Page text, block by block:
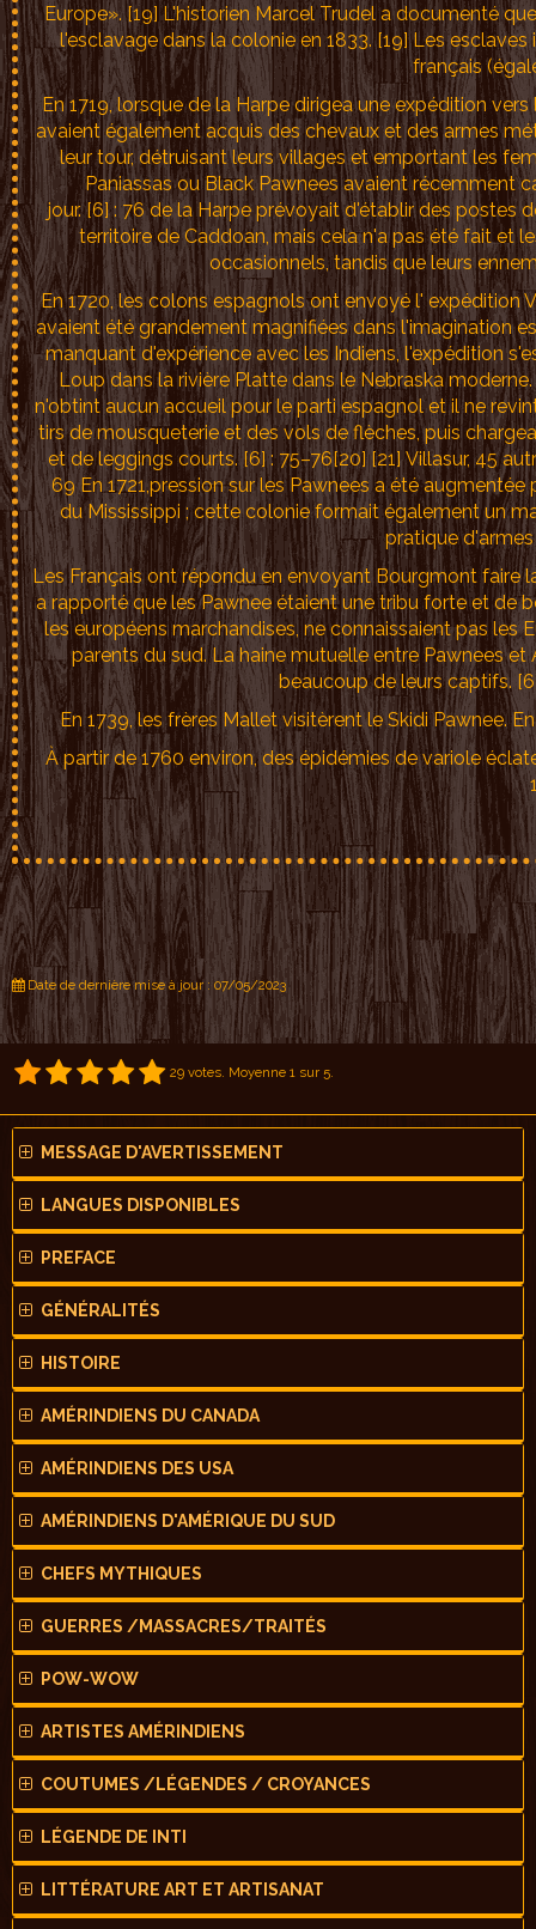
Europe». [19] L'historien Marcel Trudel a documenté
l'esclavage dans la colonie en 1833. [19] Les
français
En 1719, lorsque de la Harpe dirigea une expédition
avaient également acquis des chevaux et des armes
leur tour, détruisant leurs villages et emportant les
Paniassas ou Black Pawnees avaient récemment
jour. [6] : 76 de la Harpe prévoyait d'établir des postes
territoire de Caddoan, mais cela n'a pas été fait et
occasionnels, tandis que leurs
En 1720, les colons espagnols ont envoyé l' expédition
avaient été grandement magnifiées dans l'imagination
manquant d'expérience avec les Indiens, l'expédition
Loup dans la rivière Platte dans le Nebraska
n'obtint aucun accueil pour le parti espagnol et il ne
tirs de mousqueterie et des vols de flèches, puis
et de leggings courts. [6] : 75–76[20] [21] Villasur, 45
69 En 1721,pression sur les Pawnees a été
du Mississippi ; cette colonie formait également un
pratique
Les Français ont répondu en envoyant Bourgmont faire
a rapporté que les Pawnee étaient une tribu forte et de
les européens marchandises, ne connaissaient pas
parents du sud. La haine mutuelle entre Pawnees
beaucoup de leurs captifs.
En 1739, les frères Mallet visitèrent le Skidi Pawnee.
À partir de 1760 environ, des épidémies de variole
Date de dernière mise à jour : 07/05/2023
29 votes. Moyenne 1 sur 5.
MESSAGE D'AVERTISSEMENT
LANGUES DISPONIBLES
PREFACE
GÉNÉRALITÉS
HISTOIRE
AMÉRINDIENS DU CANADA
AMÉRINDIENS DES USA
AMÉRINDIENS D'AMÉRIQUE DU SUD
CHEFS MYTHIQUES
GUERRES /MASSACRES/TRAITÉS
POW-WOW
ARTISTES AMÉRINDIENS
COUTUMES /LÉGENDES / CROYANCES
LÉGENDE DE INTI
LITTÉRATURE ART ET ARTISANAT